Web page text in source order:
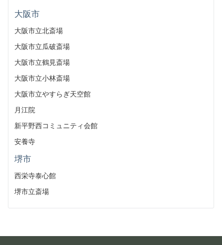
大阪市
大阪市立北斎場
大阪市立瓜破斎場
大阪市立鶴見斎場
大阪市立小林斎場
大阪市立やすらぎ天空館
月江院
新平野西コミュニティ会館
安養寺
堺市
西栄寺泰心館
堺市立斎場